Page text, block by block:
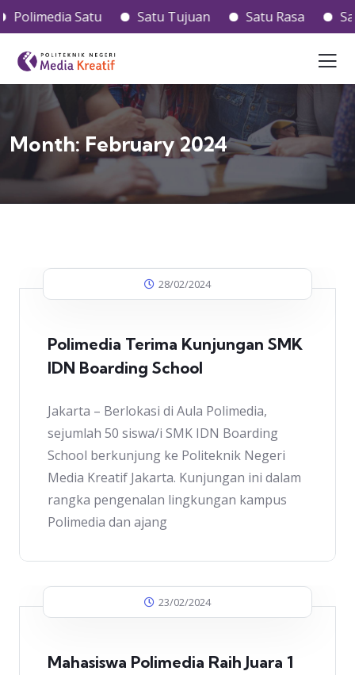
Satu Satu Tujuan Satu Rasa Satu
Month:February 2024
28/02/2024
Polimedia Terima Kunjungan SMK
IDN Boarding School
Jakarta – Berlokasi di Aula Polimedia,
sejumlah 50 siswa/i SMK IDN Boarding
School berkunjung ke Politeknik Negeri
Media Kreatif Jakarta. Kunjungan ini dalam
rangka pengenalan lingkungan kampus
Polimedia dan ajang
23/02/2024
Mahasiswa Polimedia Raih Juara 1